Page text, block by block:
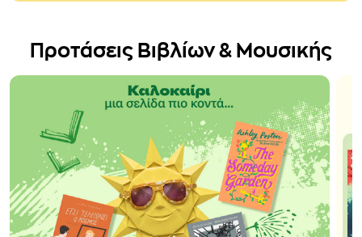
Προτάσεις Βιβλίων & Μουσικής